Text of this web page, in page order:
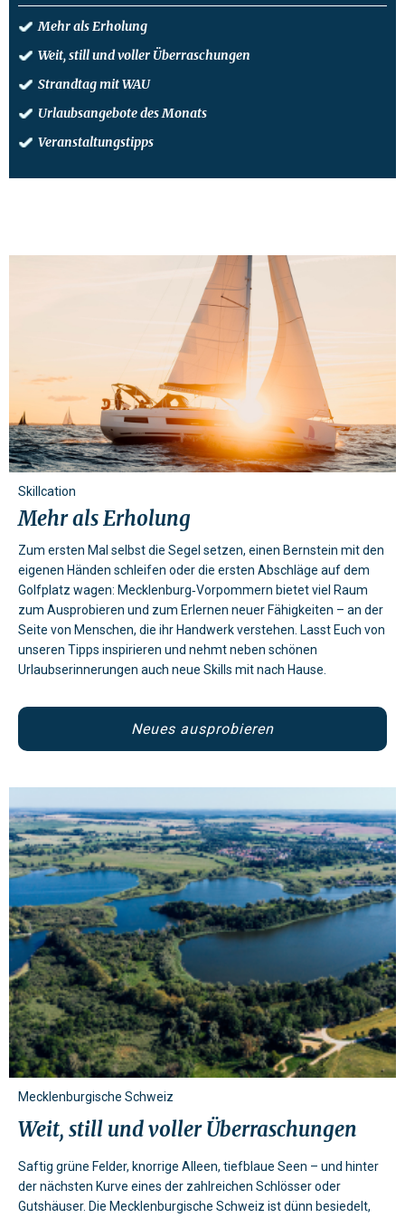
Mehr als Erholung
Weit, still und voller Überraschungen
Strandtag mit WAU
Urlaubsangebote des Monats
Veranstaltungstipps
Skillcation
Mehr als Erholung
Zum ersten Mal selbst die Segel setzen, einen Bernstein mit den
eigenen Händen schleifen oder die ersten Abschläge auf dem
Golfplatz wagen: Mecklenburg‑Vorpommern bietet viel Raum
zum Ausprobieren und zum Erlernen neuer Fähigkeiten – an der
Seite von Menschen, die ihr Handwerk verstehen. Lasst Euch von
unseren Tipps inspirieren und nehmt neben schönen
Urlaubserinnerungen auch neue Skills mit nach Hause.
Neues ausprobieren
Mecklenburgische Schweiz
Weit, still und voller Überraschungen
Saftig grüne Felder, knorrige Alleen, tiefblaue Seen – und hinter
der nächsten Kurve eines der zahlreichen Schlösser oder
Gutshäuser. Die Mecklenburgische Schweiz ist dünn besiedelt,